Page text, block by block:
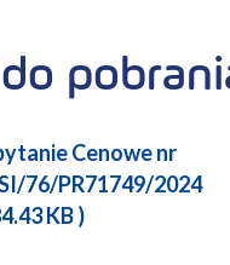
Cenowe nr
76/PR71749/2024
KB )